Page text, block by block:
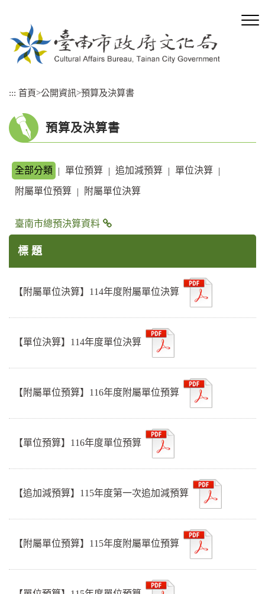
::: 首頁>公開資訊>預算及決算書
預算及決算書
全部分類 | 單位預算 | 追加減預算 | 單位決算 |
附屬單位預算 | 附屬單位決算
臺南市總預決算資料
標 題
【附屬單位決算】114年度附屬單位決算
【單位決算】114年度單位決算
【附屬單位預算】116年度附屬單位預算
【單位預算】116年度單位預算
【追加減預算】115年度第一次追加減預算
【附屬單位預算】115年度附屬單位預算